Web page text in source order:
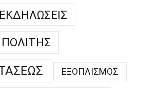
ΕΚΔΗΛΏΣΕΙΣ
ΕΞΟΠΛΙΣΜΌΣ